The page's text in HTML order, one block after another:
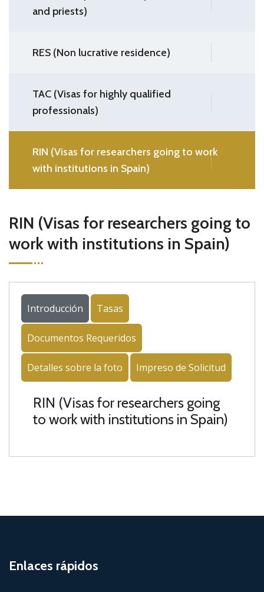
and priests)
RES (Non lucrative residence)
TAC (Visas for highly qualified
professionals)
RIN (Visas for researchers going to work
with institutions in Spain)
RIN (Visas for researchers going to
work with institutions in Spain)
Introducción Tasas
Documentos Requeridos
Detalles sobre la foto Impreso de Solicitud
RIN (Visas for researchers going
to work with institutions in Spain)
Enlaces rápidos